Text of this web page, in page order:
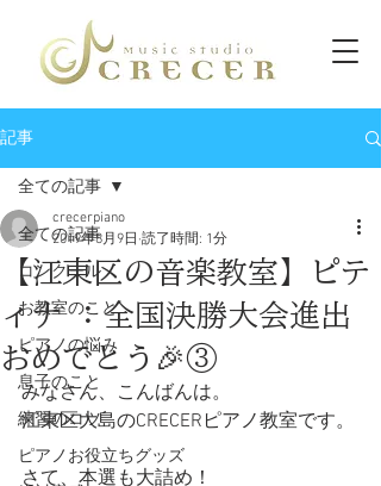
記事
全ての記事
コンクール
お教室のこと
ピアノの悩み
息子のこと
練習のコツ
ピアノお役立ちグッズ
全ての記事
【江東区の音楽教室】ピテ
ィナ ：全国決勝大会進出
おめでとう🎉③
crecerpiano
2019年8月9日 読了時間: 1分
みなさん、こんばんは。
江東区大島のCRECERピアノ教室です。
さて、本選も大詰め！